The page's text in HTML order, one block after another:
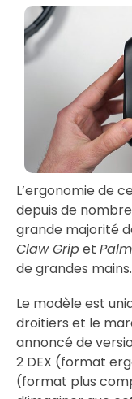
L’ergonomie de
depuis de
grande majorité
Claw Gripet
de grandes mains.
Le modèle est
droitiers et le
annoncé de
2 DEX (format
(format plus